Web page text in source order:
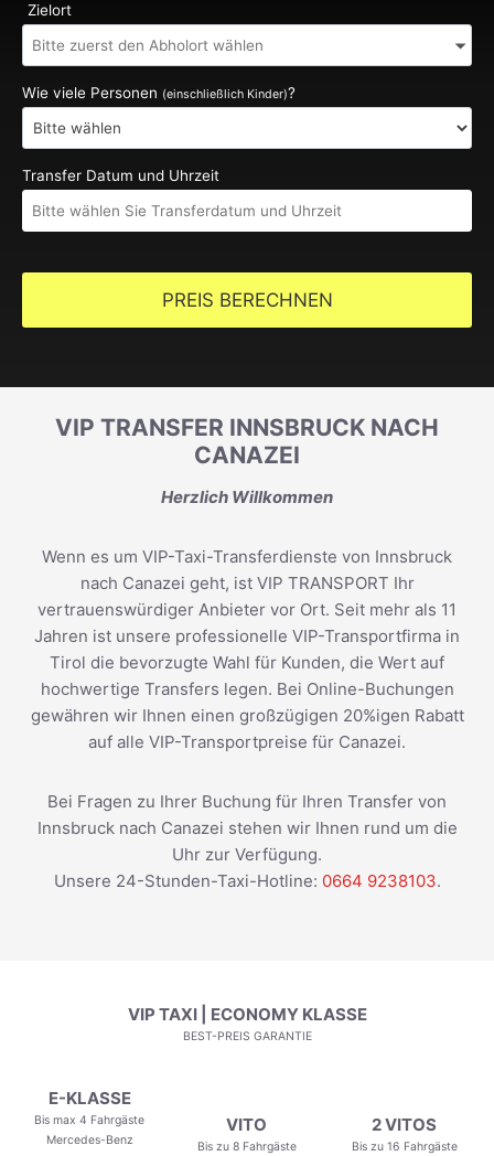
Zielort
Wie viele Personen (einschließlich Kinder)?
Transfer Datum und Uhrzeit
PREIS BERECHNEN
VIP TRANSFER INNSBRUCK NACH
CANAZEI
Herzlich Willkommen
Wenn es um VIP-Taxi-Transferdienste von Innsbruck
nach Canazei geht, ist VIP TRANSPORT Ihr
vertrauenswürdiger Anbieter vor Ort. Seit mehr als 11
Jahren ist unsere professionelle VIP-Transportfirma in
Tirol die bevorzugte Wahl für Kunden, die Wert auf
hochwertige Transfers legen. Bei Online-Buchungen
gewähren wir Ihnen einen großzügigen 20%igen Rabatt
auf alle VIP-Transportpreise für Canazei.
Bei Fragen zu Ihrer Buchung für Ihren Transfer von
Innsbruck nach Canazei stehen wir Ihnen rund um die
Uhr zur Verfügung.
Unsere 24-Stunden-Taxi-Hotline: 0664 9238103.
VIP TAXI | ECONOMY KLASSE
BEST-PREIS GARANTIE
E-KLASSE
Bis max 4 Fahrgäste
Mercedes-Benz
VITO
Bis zu 8 Fahrgäste
2 VITOS
Bis zu 16 Fahrgäste